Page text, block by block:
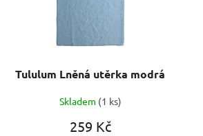
Tululum Lněná utěrka modrá
Skladem (1 ks)
259 Kč